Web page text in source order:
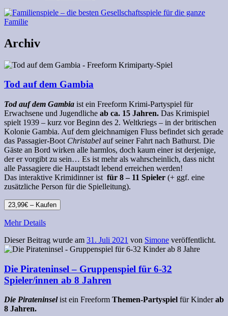
Archiv
Tod auf dem Gambia
Tod auf dem Gambia ist ein Freeform Krimi-Partyspiel für
Erwachsene und Jugendliche ab ca. 15 Jahren. Das Krimispiel
spielt 1939 – kurz vor Beginn des 2. Weltkriegs – in der britischen
Kolonie Gambia. Auf dem gleichnamigen Fluss befindet sich gerade
das Passagier-Boot Christabel auf seiner Fahrt nach Bathurst. Die
Gäste an Bord wirken alle harmlos, doch kaum einer ist derjenige,
der er vorgibt zu sein… Es ist mehr als wahrscheinlich, dass nicht
alle Passagiere die Hauptstadt lebend erreichen werden!
Das interaktive Krimidinner ist für 8 – 11 Spieler (+ ggf. eine
zusätzliche Person für die Spielleitung).
23,99€ – Kaufen
Mehr Details
Dieser Beitrag wurde am 31. Juli 2021 von Simone veröffentlicht.
Die Pirateninsel – Gruppenspiel für 6-32
Spieler/innen ab 8 Jahren
Die Pirateninselist ein Freeform Themen-Partyspiel für Kinderab
8 Jahren.